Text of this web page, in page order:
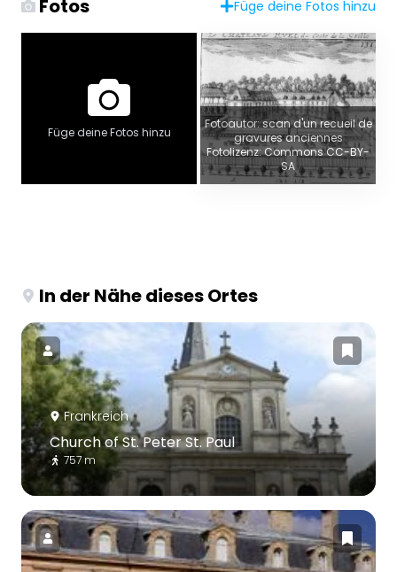
Fotos Füge deine Fotos hinzu
Füge deine Fotos hinzu
Fotoautor: scan d'un recueil de
gravures anciennes
Fotolizenz: Commons CC-BY-
SA
In der Nähe dieses Ortes
Frankreich
Church of St. Peter St. Paul
757 m